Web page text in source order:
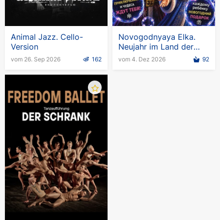
Animal Jazz. Cello-
Version
vom 26. Sep 2026 162
Novogodnyaya Elka.
Neujahr im Land der
Seifenblasen
vom 4. Dez 2026 92